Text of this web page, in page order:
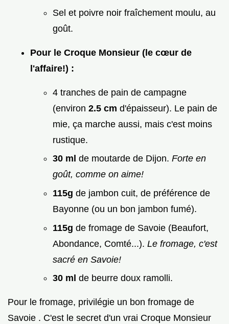
Sel et poivre noir fraîchement moulu, au
goût.
Pour le Croque Monsieur (le cœur de
l'affaire!) :
4 tranches de pain de campagne
(environ 2.5 cm d'épaisseur). Le pain de
mie, ça marche aussi, mais c'est moins
rustique.
30 ml de moutarde de Dijon. Forte en
goût, comme on aime!
115g de jambon cuit, de préférence de
Bayonne (ou un bon jambon fumé).
115g de fromage de Savoie (Beaufort,
Abondance, Comté...). Le fromage, c'est
sacré en Savoie!
30 ml de beurre doux ramolli.
Pour le fromage, privilégie un bon fromage de
Savoie . C'est le secret d'un vrai Croque Monsieur